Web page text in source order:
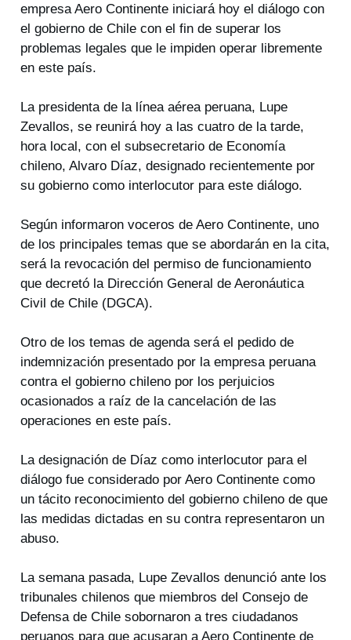
empresa Aero Continente iniciará hoy el diálogo con
el gobierno de Chile con el fin de superar los
problemas legales que le impiden operar libremente
en este país.
La presidenta de la línea aérea peruana, Lupe
Zevallos, se reunirá hoy a las cuatro de la tarde,
hora local, con el subsecretario de Economía
chileno, Alvaro Díaz, designado recientemente por
su gobierno como interlocutor para este diálogo.
Según informaron voceros de Aero Continente, uno
de los principales temas que se abordarán en la cita,
será la revocación del permiso de funcionamiento
que decretó la Dirección General de Aeronáutica
Civil de Chile (DGCA).
Otro de los temas de agenda será el pedido de
indemnización presentado por la empresa peruana
contra el gobierno chileno por los perjuicios
ocasionados a raíz de la cancelación de las
operaciones en este país.
La designación de Díaz como interlocutor para el
diálogo fue considerado por Aero Continente como
un tácito reconocimiento del gobierno chileno de que
las medidas dictadas en su contra representaron un
abuso.
La semana pasada, Lupe Zevallos denunció ante los
tribunales chilenos que miembros del Consejo de
Defensa de Chile sobornaron a tres ciudadanos
peruanos para que acusaran a Aero Continente de